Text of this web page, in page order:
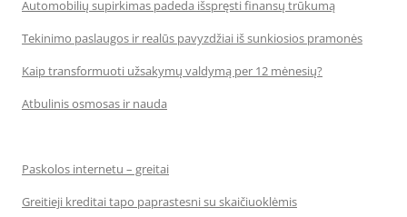
Automobilių supirkimas padeda išspręsti finansų trūkumą
Tekinimo paslaugos ir realūs pavyzdžiai iš sunkiosios pramonės
Kaip transformuoti užsakymų valdymą per 12 mėnesių?
Atbulinis osmosas ir nauda
Paskolos internetu – greitai
Greitieji kreditai tapo paprastesni su skaičiuoklėmis